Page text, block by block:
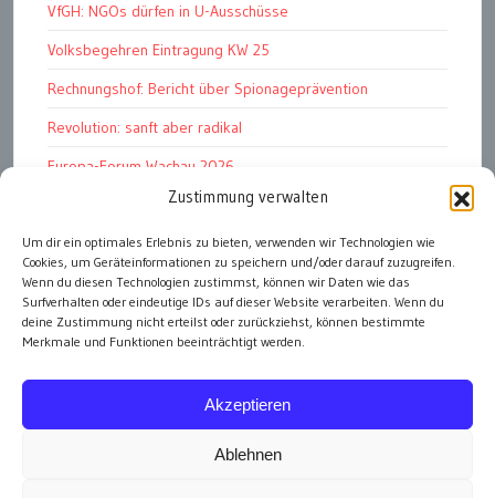
Zustimmung verwalten
Um dir ein optimales Erlebnis zu bieten, verwenden wir Technologien wie
Cookies, um Geräteinformationen zu speichern und/oder darauf zuzugreifen.
Wenn du diesen Technologien zustimmst, können wir Daten wie das
Surfverhalten oder eindeutige IDs auf dieser Website verarbeiten. Wenn du
deine Zustimmung nicht erteilst oder zurückziehst, können bestimmte
Merkmale und Funktionen beeinträchtigt werden.
Akzeptieren
Ablehnen
VfGH: NGOs dürfen in U-Ausschüsse
Volksbegehren Eintragung KW 25
Rechnungshof: Bericht über Spionageprävention
Revolution: sanft aber radikal
Europa-Forum Wachau 2026
Amnesty Report 2025/26
Attac kritisiert neues EU-Rüstungspaket
Ungarn ist demokratischer als Österreich
alle Artikel